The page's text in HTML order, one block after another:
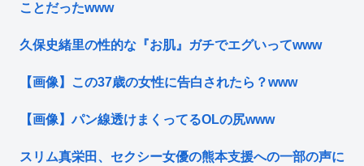
ことだったwww
久保史緒里の性的な『お肌』ガチでエグいってwww
【画像】この37歳の女性に告白されたら？www
【画像】パン線透けまくってるOLの尻www
スリム真栄田、セクシー女優の熊本支援への一部の声に